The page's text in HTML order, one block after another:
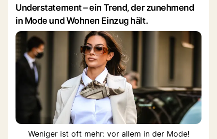
Understatement – ein Trend, der zunehmend
in Mode und Wohnen Einzug hält.
Weniger ist oft mehr: vor allem in der Mode!